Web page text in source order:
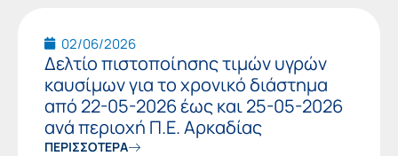
02/06/2026
Δελτίο πιστοποίησης τιμών υγρών
καυσίμων για το χρονικό διάστημα
από 22-05-2026 έως και 25-05-2026
ανά περιοχή Π.Ε. Αρκαδίας
ΠΕΡΙΣΣΟΤΕΡΑ